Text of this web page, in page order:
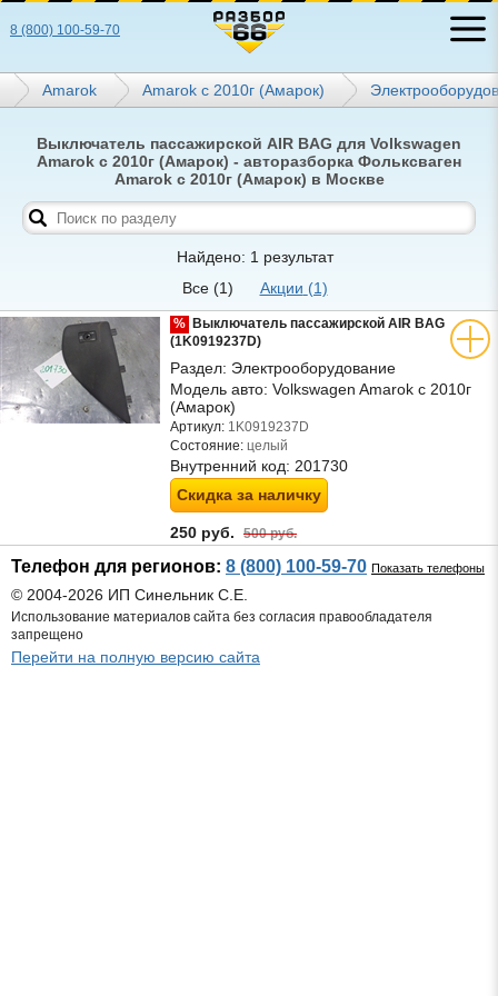
8 (800) 100-59-70
Amarok Amarok с 2010г (Амарок)
Выключатель пассажирской AIR BAG для Volkswagen
Amarok с 2010г (Амарок) - авторазборка Фольксваген
Amarok с 2010г (Амарок) в Москве
Найдено: 1 результат
Все (1) Акции (1)
% Выключатель пассажирской AIR BAG
(1K0919237D)
Раздел: Электрооборудование
Модель авто: Volkswagen Amarok с 2010г
(Амарок)
Артикул: 1K0919237D
Состояние: целый
Внутренний код: 201730
Скидка за наличку
250 руб. 500 руб.
Телефон для регионов: 8 (800) 100-59-70 Показать телефоны
© 2004-2026 ИП Синельник С.Е.
Использование материалов сайта без согласия правообладателя
запрещено
Перейти на полную версию сайта